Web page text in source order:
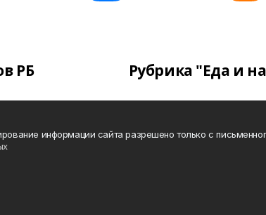
РБ Рубрика "Еда и
информации сайта разрешено только с